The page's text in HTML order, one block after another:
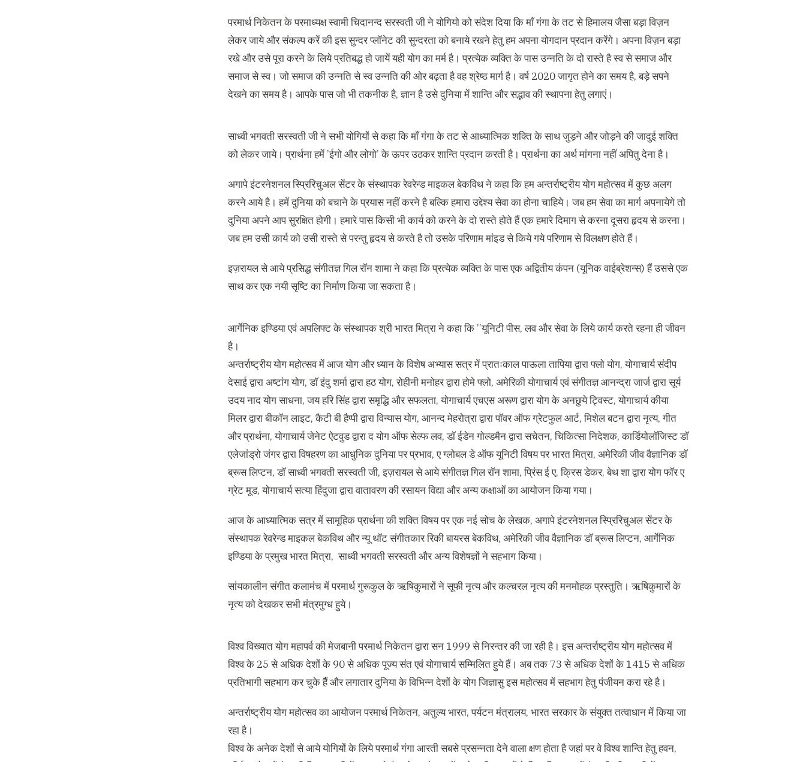
परमार्थ निकेतन के परमाध्यक्ष स्वामी चिदानन्द सरस्वती जी ने योगियो को संदेश दिया कि माँ गंगा के तट से हिमालय जैसा बड़ा विज़न
लेकर जाये और संकल्प करें की इस सुन्दर प्लॉनेट की सुन्दरता को बनाये रखने हेतु हम अपना योगदान प्रदान करेंगे। अपना विज़न बड़ा
रखे और उसे पूरा करने के लिये प्रतिबद्ध हो जायें यही योग का मर्म है। प्रत्येक व्यक्ति के पास उन्नति के दो रास्ते है स्व से समाज और
समाज से स्व। जो समाज की उन्नति से स्व उन्नति की ओर बढ़ता है वह श्रेष्ठ मार्ग है। वर्ष 2020 जागृत होने का समय है, बड़े सपने
देखने का समय है। आपके पास जो भी तकनीक है, ज्ञान है उसे दुनिया में शान्ति और सद्भाव की स्थापना हेतु लगाएं।
साध्वी भगवती सरस्वती जी ने सभी योगियों से कहा कि माँ गंगा के तट से आध्यात्मिक शक्ति के साथ जुड़ने और जोड़ने की जादुई शक्ति
को लेकर जाये। प्रार्थना हमें ’ईगो और लोगो’ के ऊपर उठकर शान्ति प्रदान करती है। प्रार्थना का अर्थ मांगना नहीं अपितु देना है।
अगापे इंटरनेशनल स्प्रिरिचुअल सेंटर के संस्थापक रेवरेन्ड माइकल बेकविथ ने कहा कि हम अन्तर्राष्ट्रीय योग महोत्सव में कुछ अलग
करने आये है। हमें दुनिया को बचाने के प्रयास नहीं करने है बल्कि हमारा उद्देश्य सेवा का होना चाहिये। जब हम सेवा का मार्ग अपनायेगे तो
दुनिया अपने आप सुरक्षित होगी। हमारे पास किसी भी कार्य को करने के दो रास्ते होते हैं एक हमारे दिमाग से करना दूसरा हृदय से करना।
जब हम उसी कार्य को उसी रास्ते से परन्तु हृदय से करते है तो उसके परिणाम मांइड से किये गये परिणाम से विलक्षण होते हैं।
इज़रायल से आये प्रसिद्ध संगीतज्ञ गिल राॅन शामा ने कहा कि प्रत्येक व्यक्ति के पास एक अद्वितीय कंपन (यूनिक वाईब्रेशन्स) हैं उससे एक
साथ कर एक नयी सृष्टि का निर्माण किया जा सकता है।
आर्गेनिक इण्डिया एवं अपलिफ्ट के संस्थापक श्री भारत मित्रा ने कहा कि ’’यूनिटी पीस, लव और सेवा के लिये कार्य करते रहना ही जीवन
है।
अन्तर्राष्ट्रीय योग महोत्सव में आज योग और ध्यान के विशेष अभ्यास सत्र में प्रातःकाल पाऊला तापिया द्वारा फ्लो योग, योगाचार्य संदीप
देसाई द्वारा अष्टांग योग, डाॅ इंदु शर्मा द्वारा हठ योग, रोहीनी मनोहर द्वारा होमे फ्लो, अमेरिकी योगाचार्य एवं संगीतज्ञ आनन्द्रा जार्ज द्वारा सूर्य
उदय नाद योग साधना, जय हरि सिंह द्वारा समृद्धि और सफलता, योगाचार्य एचएस अरूण द्वारा योग के अनछुये ट्विस्ट, योगाचार्य कीया
मिलर द्वारा बीकाॅन लाइट, कैटी बी हैप्पी द्वारा विन्यास योग, आनन्द मेहरोत्रा द्वारा पाॅवर ऑफ ग्रेटफुल आर्ट, मिशेल बटन द्वारा नृत्य, गीत
और प्रार्थना, योगाचार्य जेनेट ऐटवुड द्वारा द योग ऑफ सेल्फ लव, डाॅ ईडेन गोल्डमैन द्वारा सचेतन, चिकित्सा निदेशक, कार्डियोलाॅजिस्ट डाॅ
एलेजांड्रो जंगर द्वारा विषहरण का आधुनिक दुनिया पर प्रभाव, ए ग्लोबल डे ऑफ यूनिटी विषय पर भारत मित्रा, अमेरिकी जीव वैज्ञानिक डाॅ
ब्रूस लिप्टन, डाॅ साध्वी भगवती सरस्वती जी, इज़रायल से आये संगीतज्ञ गिल राॅन शामा, प्रिंस ई ए, क्रिस डेकर, बेथ शा द्वारा योग फाॅर ए
ग्रेट मूड, योगाचार्य सत्या हिंदुजा द्वारा वातावरण की रसायन विद्या और अन्य कक्षाओं का आयोजन किया गया।
आज के आध्यात्मिक सत्र में सामूहिक प्रार्थना की शक्ति विषय पर एक नई सोच के लेखक, अगापे इंटरनेशनल स्प्रिरिचुअल सेंटर के
संस्थापक रेवरेन्ड माइकल बेकविथ और न्यू थाॅट संगीतकार रिकी बायरस बेकविथ, अमेरिकी जीव वैज्ञानिक डाॅ ब्रूस लिप्टन, आर्गेनिक
इण्डिया के प्रमुख भारत मित्रा, साध्वी भगवती सरस्वती और अन्य विशेषज्ञों ने सहभाग किया।
सांयकालीन संगीत कलामंच में परमार्थ गुरूकुल के ऋषिकुमारों ने सूफी नृत्य और कल्चरल नृत्य की मनमोहक प्रस्तुति। ऋषिकुमारों के
नृत्य को देखकर सभी मंत्रमुग्ध हुये।
विश्व विख्यात योग महापर्व की मेजबानी परमार्थ निकेतन द्वारा सन 1999 से निरन्तर की जा रही है। इस अन्तर्राष्ट्रीय योग महोत्सव में
विश्व के 25 से अधिक देशों के 90 से अधिक पूज्य संत एवं योगाचार्य सम्मिलित हुये हैं। अब तक 73 से अधिक देशों के 1415 से अधिक
प्रतिभागी सहभाग कर चुके हैैं और लगातार दुनिया के विभिन्न देशों के योग जिज्ञासु इस महोत्सव में सहभाग हेतु पंजीयन करा रहे है।
अन्तर्राष्ट्रीय योग महोत्सव का आयोजन परमार्थ निकेतन, अतुल्य भारत, पर्यटन मंत्रालय, भारत सरकार के संयुक्त तत्वाधान में किया जा
रहा है।
विश्व के अनेक देशों से आये योगियों के लिये परमार्थ गंगा आरती सबसे प्रसन्नता देने वाला क्षण होता है जहां पर वे विश्व शान्ति हेतु हवन,